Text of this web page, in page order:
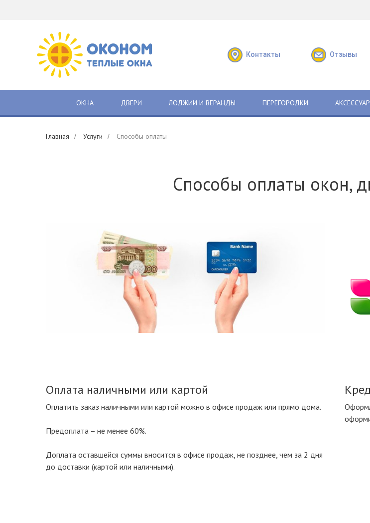
Контакты Отзывы
ОКНА ДВЕРИ ЛОДЖИИ И ВЕРАНДЫ ПЕРЕГОРОДКИ
Главная / Услуги / Способы оплаты
Способы оплаты окон,
Оплата наличными или картой
Оплатить заказ наличными или картой можно в офисе продаж или прямо дома.
Предоплата – не менее 60%.
Доплата оставшейся суммы вносится в офисе продаж, не позднее, чем за 2 дня
до доставки (картой или наличными).